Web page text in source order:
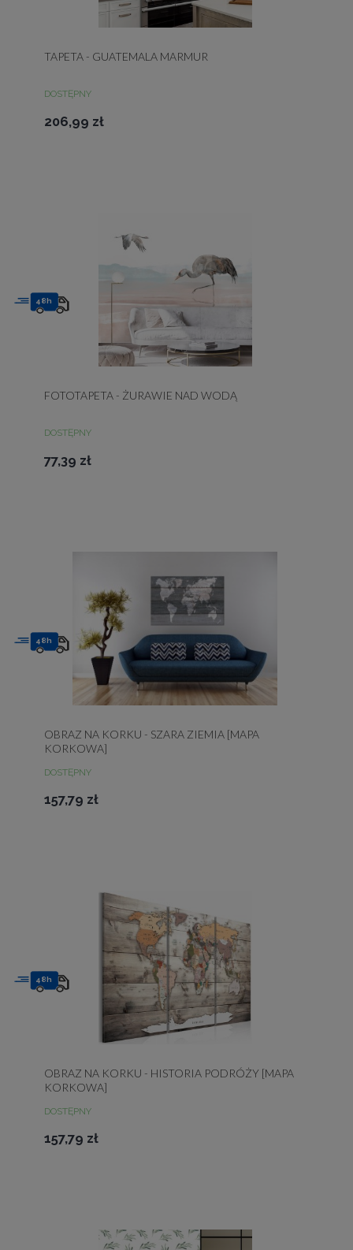
TAPETA - GUATEMALA MARMUR
DOSTĘPNY
206,99 zł
FOTOTAPETA - ŻURAWIE NAD WODĄ
DOSTĘPNY
77,39 zł
48h
OBRAZ NA KORKU - SZARA ZIEMIA [MAPA
KORKOWA]
DOSTĘPNY
157,79 zł
48h
OBRAZ NA KORKU - HISTORIA PODRÓŻY [MAPA
KORKOWA]
DOSTĘPNY
157,79 zł
48h